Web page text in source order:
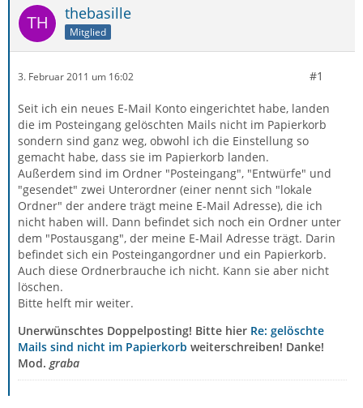
thebasille
Mitglied
3. Februar 2011 um 16:02 #1
Seit ich ein neues E-Mail Konto eingerichtet habe, landen
die im Posteingang gelöschten Mails nicht im Papierkorb
sondern sind ganz weg, obwohl ich die Einstellung so
gemacht habe, dass sie im Papierkorb landen.
Außerdem sind im Ordner "Posteingang", "Entwürfe" und
"gesendet" zwei Unterordner (einer nennt sich "lokale
Ordner" der andere trägt meine E-Mail Adresse), die ich
nicht haben will. Dann befindet sich noch ein Ordner unter
dem "Postausgang", der meine E-Mail Adresse trägt. Darin
befindet sich ein Posteingangordner und ein Papierkorb.
Auch diese Ordnerbrauche ich nicht. Kann sie aber nicht
löschen.
Bitte helft mir weiter.
Unerwünschtes Doppelposting! Bitte hier Re: gelöschte
Mails sind nicht im Papierkorb weiterschreiben! Danke!
Mod. graba